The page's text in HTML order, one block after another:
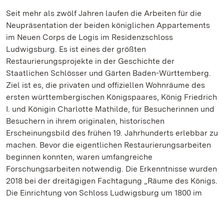
Seit mehr als zwölf Jahren laufen die Arbeiten für die
Neupräsentation der beiden königlichen Appartements
im Neuen Corps de Logis im Residenzschloss
Ludwigsburg. Es ist eines der größten
Restaurierungsprojekte in der Geschichte der
Staatlichen Schlösser und Gärten Baden-Württemberg.
Ziel ist es, die privaten und offiziellen Wohnräume des
ersten württembergischen Königspaares, König Friedrich
I. und Königin Charlotte Mathilde, für Besucherinnen und
Besuchern in ihrem originalen, historischen
Erscheinungsbild des frühen 19. Jahrhunderts erlebbar zu
machen. Bevor die eigentlichen Restaurierungsarbeiten
beginnen konnten, waren umfangreiche
Forschungsarbeiten notwendig. Die Erkenntnisse wurden
2018 bei der dreitägigen Fachtagung „Räume des Königs.
Die Einrichtung von Schloss Ludwigsburg um 1800 im